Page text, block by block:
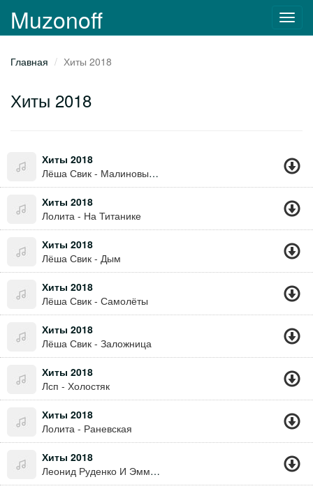
Muzonoff
Главная Хиты 2018
Хиты 2018
Хиты 2018
Лёша Свик - Малиновый Свет
Хиты 2018
Лолита - На Титанике
Хиты 2018
Лёша Свик - Дым
Хиты 2018
Лёша Свик - Самолёты
Хиты 2018
Лёша Свик - Заложница
Хиты 2018
Лсп - Холостяк
Хиты 2018
Лолита - Раневская
Хиты 2018
Леонид Руденко И Эмма М - Клетка